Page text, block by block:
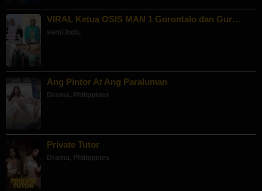
VIRAL Ketua OSIS MAN 1 Gorontalo dan Gur…
semi indo,
Ang Pintor At Ang Paraluman
Drama, Philippines
Private Tutor
Drama, Philippines